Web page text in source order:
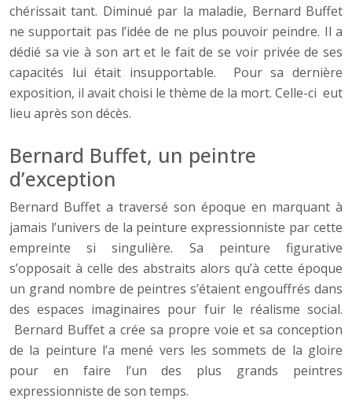
chérissait tant. Diminué par la maladie, Bernard Buffet
ne supportait pas l’idée de ne plus pouvoir peindre. Il a
dédié sa vie à son art et le fait de se voir privée de ses
capacités lui était insupportable. Pour sa dernière
exposition, il avait choisi le thème de la mort. Celle-ci eut
lieu après son décès.
Bernard Buffet, un peintre
d’exception
Bernard Buffet a traversé son époque en marquant à
jamais l’univers de la peinture expressionniste par cette
empreinte si singulière. Sa peinture figurative
s’opposait à celle des abstraits alors qu’à cette époque
un grand nombre de peintres s’étaient engouffrés dans
des espaces imaginaires pour fuir le réalisme social.
Bernard Buffet a crée sa propre voie et sa conception
de la peinture l’a mené vers les sommets de la gloire
pour en faire l’un des plus grands peintres
expressionniste de son temps.